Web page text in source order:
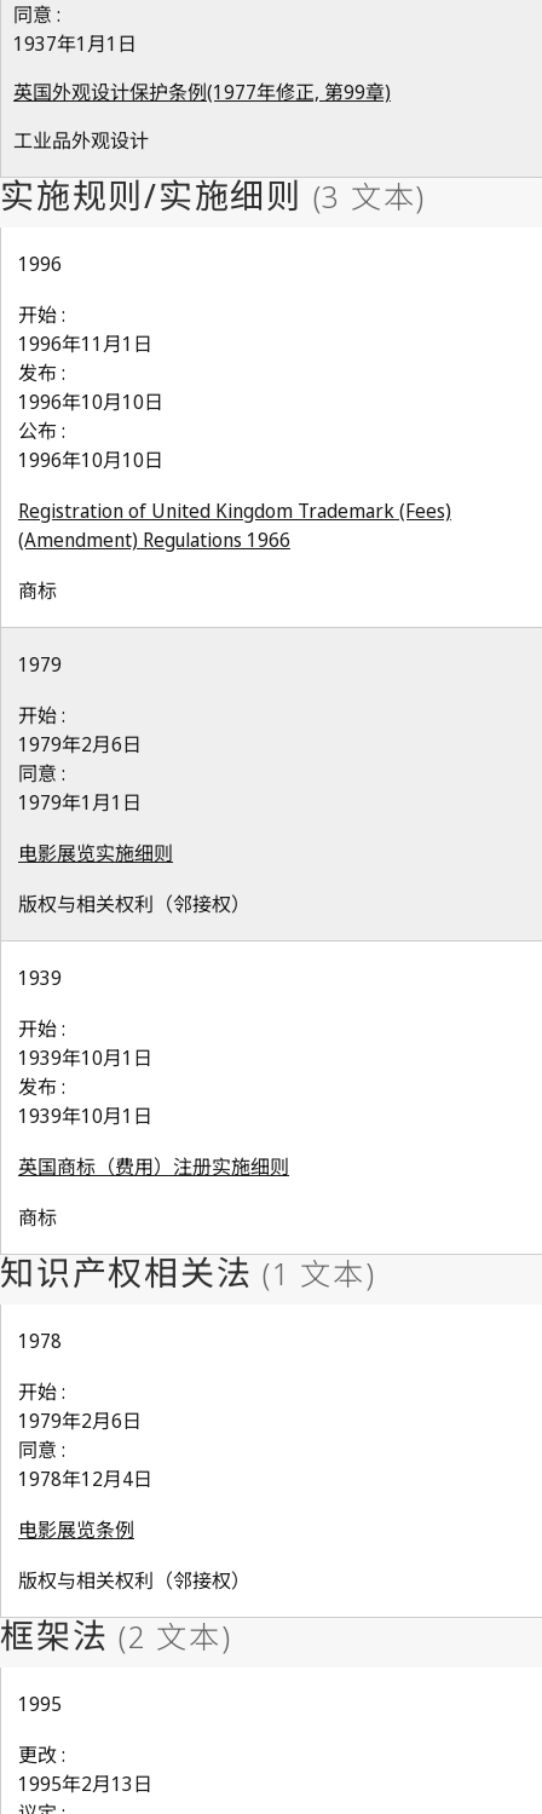
同意 :
1937年1月1日
英国外观设计保护条例(1977年修正, 第99章)
工业品外观设计
1996
开始 :
1996年11月1日
发布 :
1996年10月10日
公布 :
1996年10月10日
Registration of United Kingdom Trademark (Fees)
(Amendment) Regulations 1966
商标
1979
开始 :
1979年2月6日
同意 :
1979年1月1日
电影展览实施细则
版权与相关权利（邻接权）
1939
开始 :
1939年10月1日
发布 :
1939年10月1日
英国商标（费用）注册实施细则
商标
1978
开始 :
1979年2月6日
同意 :
1978年12月4日
电影展览条例
版权与相关权利（邻接权）
1995
更改 :
1995年2月13日